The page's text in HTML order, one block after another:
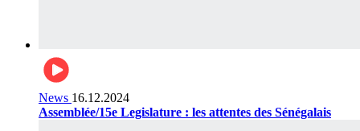
News 16.12.2024
Assemblée/15e Legislature : les attentes des Sénégalais